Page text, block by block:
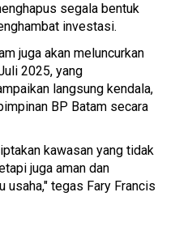
segala bentuk
investasi.
juga akan meluncurkan
2025, yang
langsung kendala,
BP Batam secara
kawasan yang tidak
juga aman dan
tegas Fary Francis